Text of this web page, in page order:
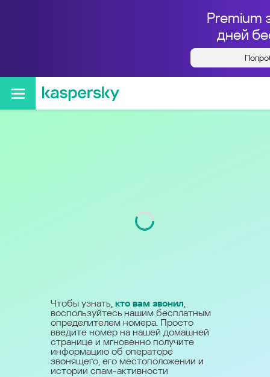
Premium
дней
Кто звонил с номера
+79586342619
Чтобы узнать, кто вам звонил,
воспользуйтесь нашим бесплатным
определителем номера. Просто
введите номер на нашей домашней
странице и мгновенно получите
информацию об операторе
звонящего, его местоположении и
истории спам-активности